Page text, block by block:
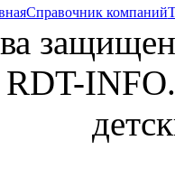
Справочник компаний